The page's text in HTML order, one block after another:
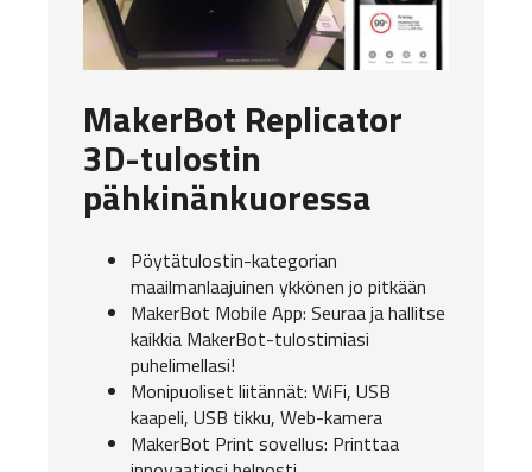
MakerBot Replicator
3D-tulostin
pähkinänkuoressa
Pöytätulostin-kategorian
maailmanlaajuinen ykkönen jo pitkään
MakerBot Mobile App: Seuraa ja hallitse
kaikkia MakerBot-tulostimiasi
puhelimellasi!
Monipuoliset liitännät: WiFi, USB
kaapeli, USB tikku, Web-kamera
MakerBot Print sovellus: Printtaa